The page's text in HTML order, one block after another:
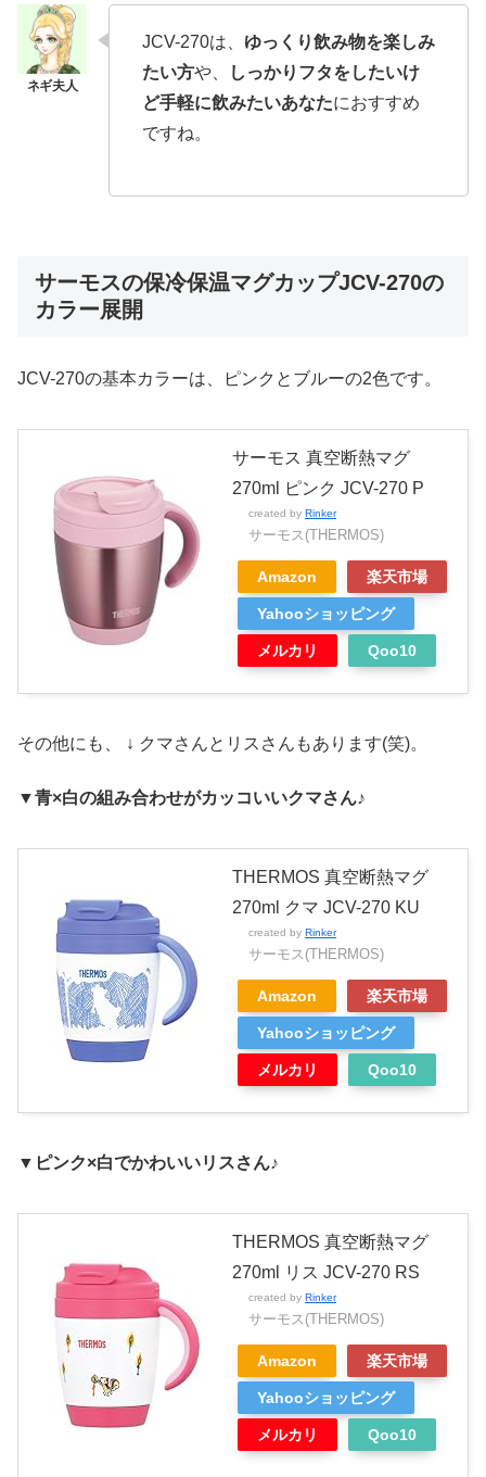
JCV-270は、 ゆっくり飲み物を楽しみ
たい方や、
しっかりフタをしたいけ
ど手軽に飲みたいあなたにおすすめ
ですね。
サーモスの保冷保温マグカップJCV-270の
カラー展開
JCV-270の基本カラーは、ピンクとブルーの2色です。
サーモス 真空断熱マグ
270ml ピンク JCV-270 P
created by Rinker
サーモス(THERMOS)
Amazon 楽天市場
Yahooショッピング
メルカリ Qoo10
その他にも、 ↓ クマさんとリスさんもあります(笑)。
▼青×白の組み合わせがカッコいいクマさん♪
THERMOS 真空断熱マグ
270ml クマ JCV-270 KU
created by Rinker
サーモス(THERMOS)
Amazon 楽天市場
Yahooショッピング
メルカリ Qoo10
▼ピンク×白でかわいいリスさん♪
THERMOS 真空断熱マグ
270ml リス JCV-270 RS
created by Rinker
サーモス(THERMOS)
Amazon 楽天市場
Yahooショッピング
メルカリ Qoo10